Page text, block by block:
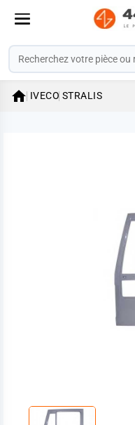
 IVECO STRALIS